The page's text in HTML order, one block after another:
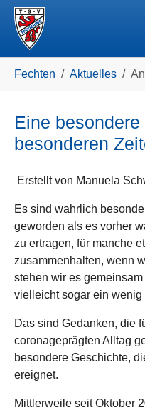
Skip to main navigation
Zum Hauptinhalt springen
Skip to page footer
Fechten Aktuelles
Eine
besonderen
Erstellt von Manuela
Es sind wahrlich
geworden als es vorher
zu ertragen, für manche
zusammenhalten, wenn
stehen wir es
vielleicht sogar ein
Das sind Gedanken, die
coronageprägten Alltag
besondere Geschichte,
ereignet.
Mittlerweile seit Oktober